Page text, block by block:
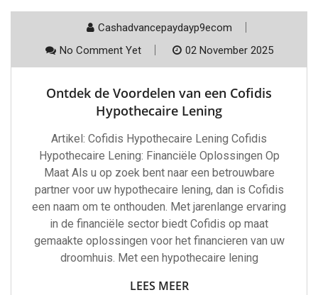
Cashadvancepaydayp9ecom
No Comment Yet
02 November 2025
Ontdek de Voordelen van een Cofidis
Hypothecaire Lening
Artikel: Cofidis Hypothecaire Lening Cofidis
Hypothecaire Lening: Financiële Oplossingen Op
Maat Als u op zoek bent naar een betrouwbare
partner voor uw hypothecaire lening, dan is Cofidis
een naam om te onthouden. Met jarenlange ervaring
in de financiële sector biedt Cofidis op maat
gemaakte oplossingen voor het financieren van uw
droomhuis. Met een hypothecaire lening
LEES MEER